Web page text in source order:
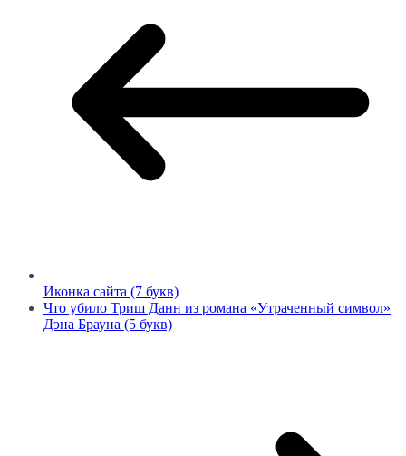
Иконка сайта (7 букв)
Что убило Триш Данн из романа «Утраченный символ»
Дэна Брауна (5 букв)